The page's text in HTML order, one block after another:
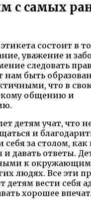
с самых
состоит в
уважение и
следовать
нам быть
что в
общению и
детям учат, что
и
себя за столом,
и давать ответы.
к
людях. Все эти
вести себя
хорошее